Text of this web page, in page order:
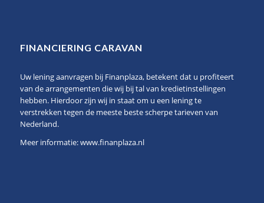
FINANCIERING CARAVAN
Uw lening aanvragen bij Finanplaza, betekent dat u profiteert
van de arrangementen die wij bij tal van kredietinstellingen
hebben. Hierdoor zijn wij in staat om u een lening te
verstrekken tegen de meeste beste scherpe tarieven van
Nederland.
Meer informatie:www.finanplaza.nl